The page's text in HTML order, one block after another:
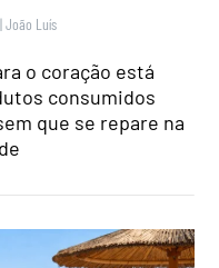
|João Luís
o coração está
consumidos
que se repare na